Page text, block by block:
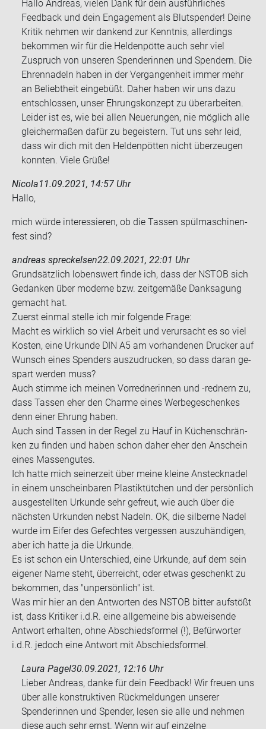
Hallo Andreas, vielen Dank für dein ausführliches
Feedback und dein Engagement als Blutspender! Deine
Kritik nehmen wir dankend zur Kenntnis, allerdings
bekommen wir für die Heldenpötte auch sehr viel
Zuspruch von unseren Spenderinnen und Spendern. Die
Ehrennadeln haben in der Vergangenheit immer mehr
an Beliebtheit eingebüßt. Daher haben wir uns dazu
entschlossen, unser Ehrungskonzept zu überarbeiten.
Leider ist es, wie bei allen Neuerungen, nie möglich alle
gleichermaßen dafür zu begeistern. Tut uns sehr leid,
dass wir dich mit den Heldenpötten nicht überzeugen
konnten. Viele Grüße!
Nicola11.09.2021, 14:57 Uhr
Hallo,
mich würde in­ter­es­sie­ren, ob die Tas­sen spül­ma­schi­nen­
fest sind?
andreas spreckelsen22.09.2021, 22:01 Uhr
Grund­sätz­lich lo­bens­wert finde ich, dass der NSTOB sich
Ge­dan­ken über mo­der­ne bzw. zeit­ge­mä­ße Dank­sa­gung
ge­macht hat.
Zu­erst ein­mal stel­le ich mir fol­gen­de Frage:
Macht es wirk­lich so viel Ar­beit und ver­ur­sacht es so viel
Kos­ten, eine Ur­kun­de DIN A5 am vor­han­de­nen Dru­cker auf
Wunsch eines Spen­ders aus­zu­dru­cken, so dass daran ge­
spart wer­den muss?
Auch stim­me ich mei­nen Vor­red­ne­rin­nen und -​rednern zu,
dass Tas­sen eher den Charme eines Wer­be­ge­schen­kes
denn einer Eh­rung haben.
Auch sind Tas­sen in der Regel zu Hauf in Kü­chen­schrän­
ken zu fin­den und haben schon daher eher den An­schein
eines Mas­sen­gu­tes.
Ich hatte mich sei­ner­zeit über meine klei­ne An­steck­na­del
in einem un­schein­ba­ren Plas­tik­tüt­chen und der per­sön­lich
aus­ge­stell­ten Ur­kun­de sehr ge­freut, wie auch über die
nächs­ten Ur­kun­den nebst Na­deln. OK, die sil­ber­ne Nadel
wurde im Eifer des Ge­fech­tes ver­ges­sen aus­zu­hän­di­gen,
aber ich hatte ja die Ur­kun­de.
Es ist schon ein Un­ter­schied, eine Ur­kun­de, auf dem sein
ei­ge­ner Name steht, über­reicht, oder etwas ge­schenkt zu
be­kom­men, das "un­per­sön­lich" ist.
Was mir hier an den Ant­wor­ten des NSTOB bit­ter auf­stößt
ist, dass Kri­ti­ker i.d.R. eine all­ge­mei­ne bis ab­wei­sen­de
Ant­wort er­hal­ten, ohne Ab­schieds­for­mel (!), Be­für­wor­ter
i.d.R. je­doch eine Ant­wort mit Ab­schieds­for­mel.
Laura Pagel30.09.2021, 12:16 Uhr
Lieber Andreas, danke für dein Feedback! Wir freuen uns
über alle konstruktiven Rückmeldungen unserer
Spenderinnen und Spender, lesen sie alle und nehmen
diese auch sehr ernst. Wenn wir auf einzelne